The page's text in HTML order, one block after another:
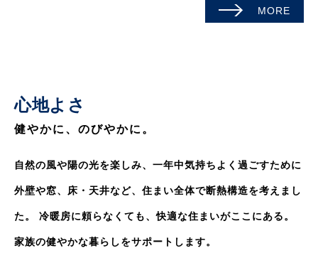
MORE
心地よさ
健やかに、のびやかに。
自然の風や陽の光を楽しみ、一年中気持ちよく過ごすために
外壁や窓、床・天井など、住まい全体で断熱構造を考えまし
た。 冷暖房に頼らなくても、快適な住まいがここにある。
家族の健やかな暮らしをサポートします。